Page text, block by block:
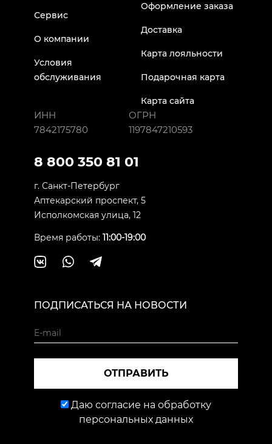
Сервис
О компании
Условия
обслуживания
Оформление заказа
Доставка
Карта лояльности
Подарочная карта
Карта сайта
ИНН
7842175780
ОГРН
1197847210593
8 800 350 81 01
г. Санкт-Петербург
Аптекарский проспект, 5
Исполкомская улица, 12
Время работы: 11:00-19:00
ПОДПИСАТЬСЯ НА НОВОСТИ
ОТПРАВИТЬ
Даю согласие на обработку
персональных данных